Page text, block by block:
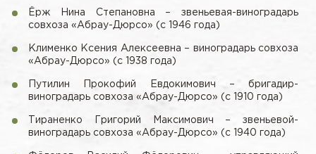
Ёрж Нина Степановна – звеньевая-виноградарь
совхоза «Абрау-Дюрсо» (с 1946 года)
Клименко Ксения Алексеевна – виноградарь совхоза
«Абрау-Дюрсо» (с 1938 года)
Путилин Прокофий Евдокимович – бригадир-
виноградарь совхоза «Абрау-Дюрсо» (с 1910 года)
Тираненко Григорий Максимович – звеньевой-
виноградарь совхоза «Абрау-Дюрсо» (с 1940 года)